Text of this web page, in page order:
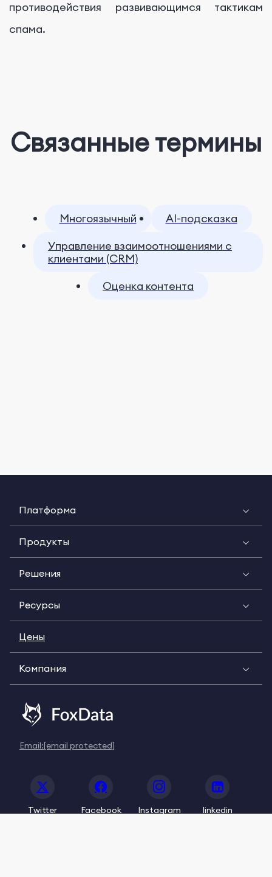
противодействия развивающимся тактикам
спама.
Связанные термины
Многоязычный
AI-подсказка
Управление взаимоотношениями с
клиентами (CRM)
Оценка контента
Платформа
Продукты
Решения
Ресурсы
Цены
Компания
Email:[email protected]
Twitter Facebook Instagram linkedin